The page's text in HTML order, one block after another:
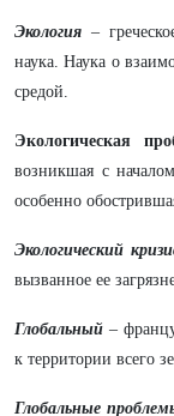
Экология –
наука. Наука о
средой.
Экологическая
возникшая с
особенно
Экологический
вызванное ее
Глобальный –
к территории всего
Глобальные